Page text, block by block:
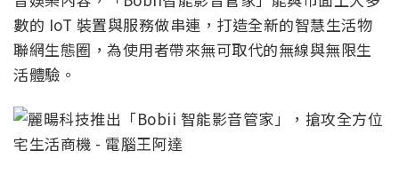
數的 IoT 裝置與服務做串連，打造全新的智慧生活物
聯網生態圈，為使用者帶來無可取代的無線與無限生
活體驗。